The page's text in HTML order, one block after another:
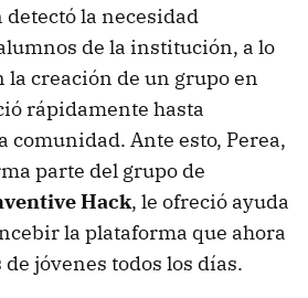
la necesidad
de la institución, a lo
la creación de un grupo en
rápidamente hasta
comunidad. Ante esto, Perea,
parte del grupo de
Hack, le ofreció ayuda
la plataforma que ahora
jóvenes todos los días.